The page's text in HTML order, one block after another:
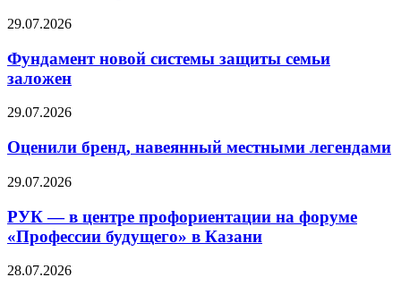
29.07.2026
Фундамент новой системы защиты семьи
заложен
29.07.2026
Оценили бренд, навеянный местными легендами
29.07.2026
РУК — в центре профориентации на форуме
«Профессии будущего» в Казани
28.07.2026